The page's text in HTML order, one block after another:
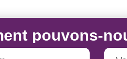
pouvons-